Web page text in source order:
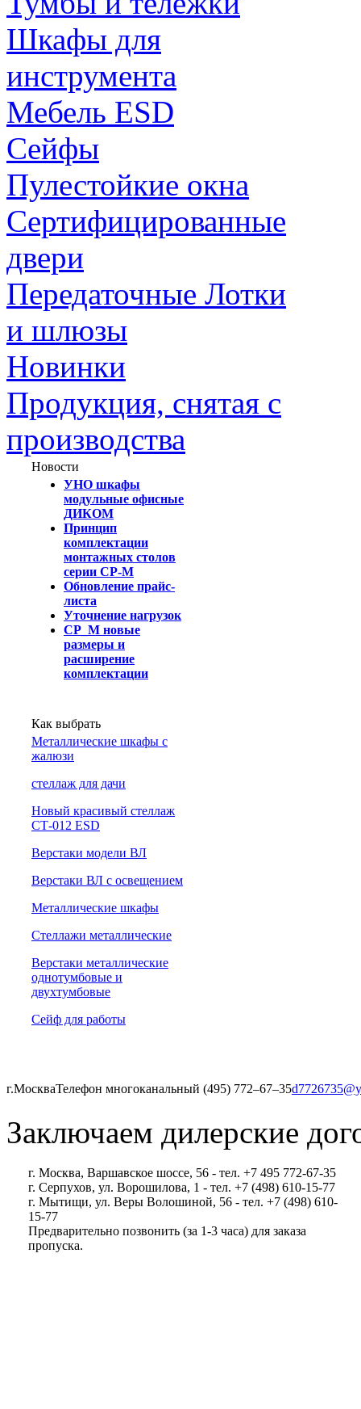
Шкафы для
инструмента
Мебель ESD
Сейфы
Пулестойкие окна
Сертифицированные
двери
Передаточные Лотки
и шлюзы
Новинки
Продукция, снятая с
производства
Новости
УНО шкафы
модульные офисные
ДИКОМ
Принцип
комплектации
монтажных столов
серии СР-М
Обновление прайс-
листа
Уточнение нагрузок
СР_М новые
размеры и
расширение
комплектации
Как выбрать
Металлические шкафы с
жалюзи
cтеллаж для дачи
Новый красивый стеллаж
СТ-012 ESD
Верстаки модели ВЛ
Верстаки ВЛ с освещением
Металлические шкафы
Стеллажи металлические
Верстаки металлические
однотумбовые и
двухтумбовые
Сейф для работы
г.МоскваТелефон многоканальный (495) 772‒67‒35
Заключаем дилерские
г. Москва, Варшавское шоссе, 56 - тел. +7 495 772-67-35
г. Серпухов, ул. Ворошилова, 1 - тел. +7 (498) 610-15-77
г. Мытищи, ул. Веры Волошиной, 56 - тел. +7 (498) 610-
15-77
Предварительно позвонить (за 1-3 часа) для заказа
пропуска.